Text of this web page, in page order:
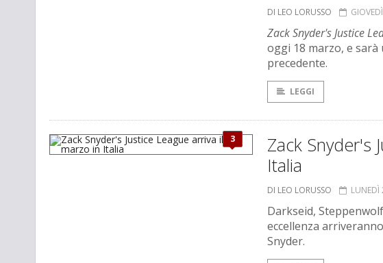
DI LEO LORUSSO
Zack Snyder's Justice
oggi 18 marzo, e
precedente.
LEGGI
3
Zack Snyder's
Italia
DI LEO LORUSSO LUNEDÌ
Darkseid,
eccellenza
Snyder.